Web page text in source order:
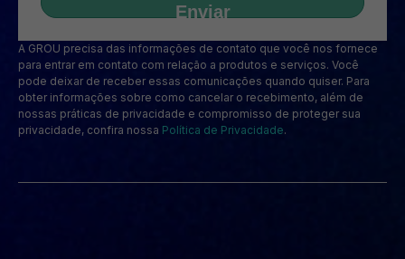
Enviar
A GROU precisa das informações de contato que você nos fornece
para entrar em contato com relação a produtos e serviços. Você
pode deixar de receber essas comunicações quando quiser. Para
obter informações sobre como cancelar o recebimento, além de
nossas práticas de privacidade e compromisso de proteger sua
privacidade, confira nossa Política de Privacidade.